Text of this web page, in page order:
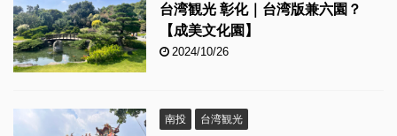
台湾観光 彰化｜台湾版兼六園？
【成美文化園】
2024/10/26
南投 台湾観光